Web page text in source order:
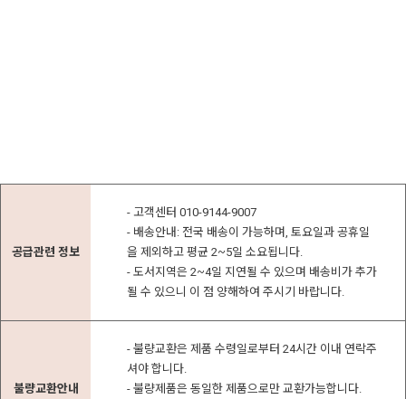
공급관련 정보
- 고객센터 010-9144-9007
- 배송안내: 전국 배송이 가능하며, 토요일과 공휴일
을 제외하고 평균 2~5일 소요됩니다.
- 도서지역은 2~4일 지연될 수 있으며 배송비가 추가
될 수 있으니 이 점 양해하여 주시기 바랍니다.
불량교환안내
- 불량교환은 제품 수령일로부터 24시간 이내 연락주
셔야 합니다.
- 불량제품은 동일한 제품으로만 교환가능합니다.